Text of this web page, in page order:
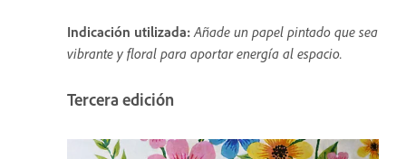
Indicación utilizada:Añade un papel pintado que sea
vibrante y floral para aportar energía al espacio.
Tercera edición